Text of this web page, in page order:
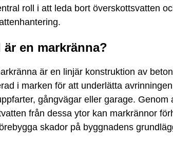
roll i att leda bort överskottsvatten
är en markränna?
är en linjär konstruktion av
i marken för att underlätta
gångvägar eller garage. Genom
från dessa ytor kan markrännor
skador på byggnadens